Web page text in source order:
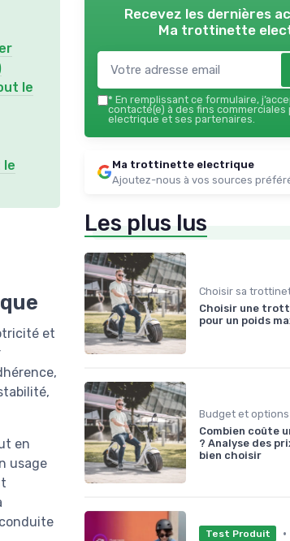
le
le
et
en
usage
Recevez les dernières
Ma trottinette
* En remplissant ce formulaire,
contacté(e) à des fins
electrique et ses partenaires.
Ma trottinette electrique
Ajoutez-nous à vos sources
Les plus lus
Choisir une
pour un poids
Budget et
Combien coûte
? Analyse des
bien choisir
Test Produit •